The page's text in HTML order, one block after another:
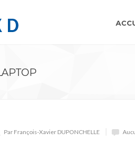
Par François-Xavier DUPONCHELLE